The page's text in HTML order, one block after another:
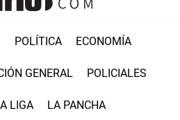
POLÍTICA ECONOMÍA
GENERAL POLICIALES
LIGA LA PANCHA